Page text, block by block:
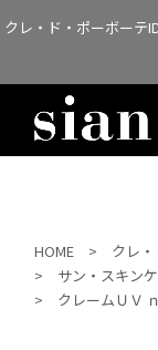
クレ・ド・ポーボーテ
HOME クレ
サン・スキン
クレームＵＶ